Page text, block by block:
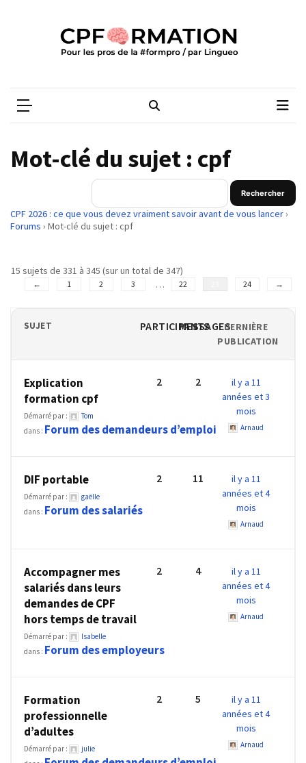
qui
plus
réellement
financement
OPCO
Passeport
compétences
certifié
change
CPFORMATION
Mot-clé du sujet : cpf
CPF 2026 : ce que vous devez vraiment savoir avant de vous lancer›
Forums › Mot-clé du sujet : cpf
15 sujets de 331 à 345 (sur un total de 347)
← 1 2 3 … 22 24 →
SUJET PARTICIPANTS
MESSAGESDERNIÈRE
PUBLICATION
Explication
formation cpf
Démarré par :
Tom
dans : Forum des demandeurs d’emploi
2 2
il y a 11
années et 3
mois
Arnaud
DIF portable
Démarré par :
gaëlle
dans : Forum des salariés
2 11
il y a 11
années et 4
mois
Arnaud
Accompagner mes
salariés dans leurs
demandes de CPF
hors temps de travail
Démarré par :
Isabelle
dans : Forum des employeurs
2 4
il y a 11
années et 4
mois
Arnaud
Formation
professionnelle
d’adultes
Démarré par :
julie
2 5
il y a 11
années et 4
mois
Arnaud